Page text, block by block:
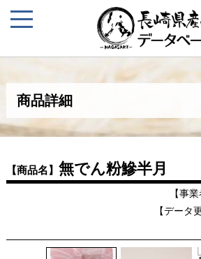
商品詳細
【商品名】 無でん粉鰺半月
【事
【データ